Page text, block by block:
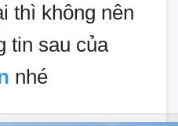
thì không nên
tin sau của
nhé